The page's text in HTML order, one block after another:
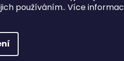
používáním.. Více tnov_